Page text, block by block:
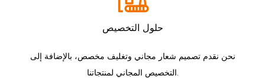
حلول التخصيص
نحن نقدم تصميم شعار مجاني وتغليف مخصص، بالإضافة إلى
التخصيص المجاني لمنتجاتنا.